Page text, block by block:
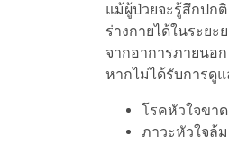
แม้ผู้ป่วยจะรู้สึกปก
ร่างกายได้ในระยะ
จากอาการภายนอก
หากไม่ได้รับการดู
โรคหัวใจขา
ภาวะหัวใจล้ม